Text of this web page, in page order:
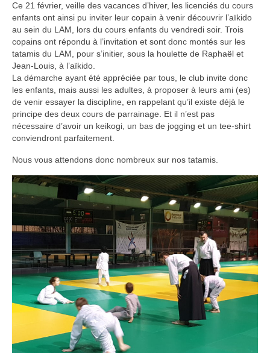
Ce 21 février, veille des vacances d’hiver, les licenciés du cours
enfants ont ainsi pu inviter leur copain à venir découvrir l’aïkido
au sein du LAM, lors du cours enfants du vendredi soir. Trois
copains ont répondu à l’invitation et sont donc montés sur les
tatamis du LAM, pour s’initier, sous la houlette de Raphaël et
Jean-Louis, à l’aïkido.
La démarche ayant été appréciée par tous, le club invite donc
les enfants, mais aussi les adultes, à proposer à leurs ami (es)
de venir essayer la discipline, en rappelant qu’il existe déjà le
principe des deux cours de parrainage. Et il n’est pas
nécessaire d’avoir un keikogi, un bas de jogging et un tee-shirt
conviendront parfaitement.
Nous vous attendons donc nombreux sur nos tatamis.